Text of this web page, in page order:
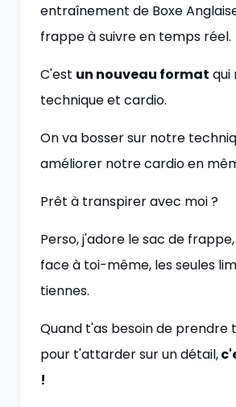
entraînement de Boxe
frappe à suivre en temps réel.
C'est un nouveau format qui
technique et cardio.
On va bosser sur notre
améliorer notre cardio en
Prêt à transpirer avec moi ?
Perso, j'adore le sac de
face à toi-même, les seules
tiennes.
Quand t'as besoin de prendre
pour t'attarder sur un détail,
!